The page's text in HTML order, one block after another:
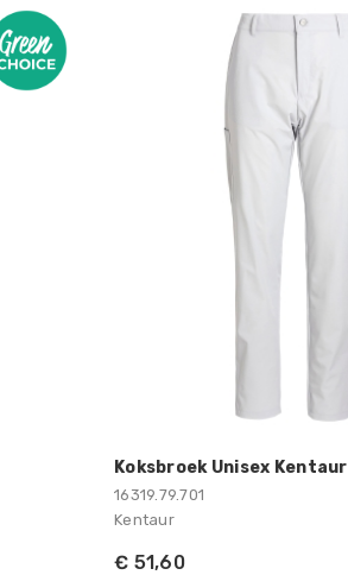
Koksbroek Unisex Kentaur
16319.79.701
Kentaur
€ 51,60